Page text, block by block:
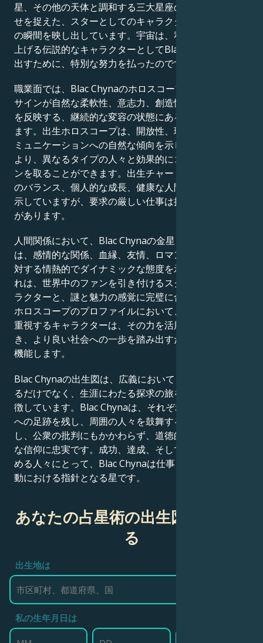
星、その他の天体と調和する三大星座の完璧な組み合わ
せを捉えた、スターとしてのキャラクターを形作る究極
の瞬間を映し出しています。宇宙は、私たちが思わず見
上げる伝説的なキャラクターとしてBlac Chynaを生み
出すために、特別な努力を払ったのです。
職業面では、Blac Chynaのホロスコープは、占星術の
サインが自然な柔軟性、意志力、創造性、そして忍耐力
を反映する、継続的な変容の状態にある人間を描いてい
ます。出生ホロスコープは、開放性、理解力、そしてコ
ミュニケーションへの自然な傾向を示しており、これに
より、異なるタイプの人々と効果的にコミュニケーショ
ンを取ることができます。出生チャートは、仕事とケア
のバランス、個人的な成長、健康な人間関係への献身を
示していますが、要求の厳しい仕事は挑戦となる可能性
があります。
人間関係において、Blac Chynaの金星と火星の出生図
は、感情的な関係、血縁、友情、ロマンチックな関係に
対する情熱的でダイナミックな態度を示しています。こ
れは、世界中のファンを引き付けるスクリーン上のキャ
ラクターと、謎と魅力の感覚に完璧に合致しています。
ホロスコープのプロファイルにおいて、深い人間関係を
重視するキャラクターは、その力を活用して他者を導
き、より良い社会への一歩を踏み出すための手段として
機能します。
Blac Chynaの出生図は、広義において、単に有名であ
るだけでなく、生涯にわたる探求の旅を続ける人間を象
徴しています。Blac Chynaは、それぞれの状況を世界
への足跡を残し、周囲の人々を鼓舞する手段として活用
し、公衆の批判にもかかわらず、道徳的な信念と宗教的
な信仰に忠実です。成功、達成、そして人生の意味を求
める人々にとって、Blac Chynaは仕事、成功、社会活
動における指針となる星です。
あなたの占星術の出生図を作成す
る
出生地は
私の生年月日は